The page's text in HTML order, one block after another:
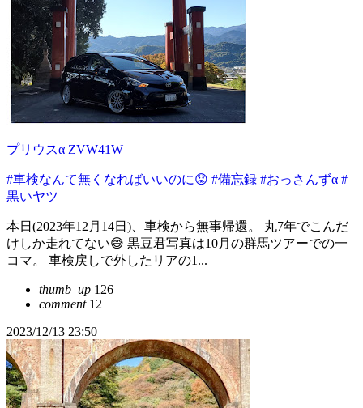
プリウスα ZVW41W
#車検なんて無くなればいいのに😟 #備忘録 #おっさんずα #
黒いヤツ
本日(2023年12月14日)、車検から無事帰還。 丸7年でこんだ
けしか走れてない😅 黒豆君写真は10月の群馬ツアーでの一
コマ。 車検戻しで外したリアの1...
thumb_up 126
comment12
2023/12/13 23:50